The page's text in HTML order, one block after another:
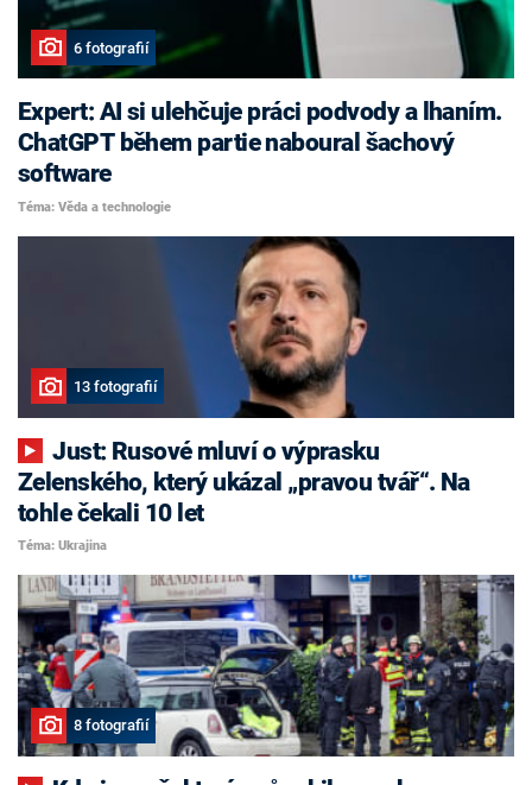
6 fotografií
Expert: AI si ulehčuje práci podvody a lhaním.
ChatGPT během partie naboural šachový
software
Téma: Věda a technologie
13 fotografií
Just: Rusové mluví o výprasku
Zelenského, který ukázal „pravou tvář“. Na
tohle čekali 10 let
Téma: Ukrajina
8 fotografií